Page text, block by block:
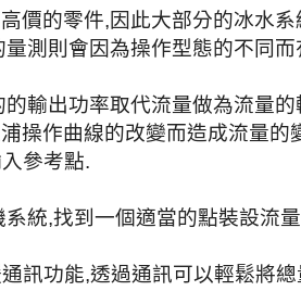
價的零件,因此大部分的冰水
測則會因為操作型態的不同
輸出功率取代流量做為流量
操作曲線的改變而造成流量的
參考點.
統,找到一個適當的點裝設流
訊功能,透過通訊可以輕鬆將